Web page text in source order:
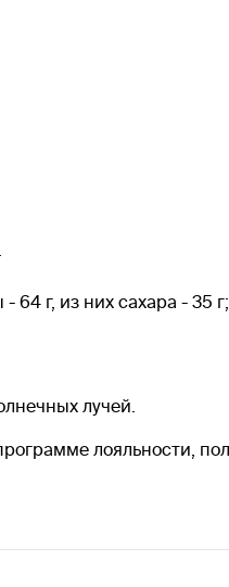
г, из них сахара - 35 г;
лучей.
лояльности,